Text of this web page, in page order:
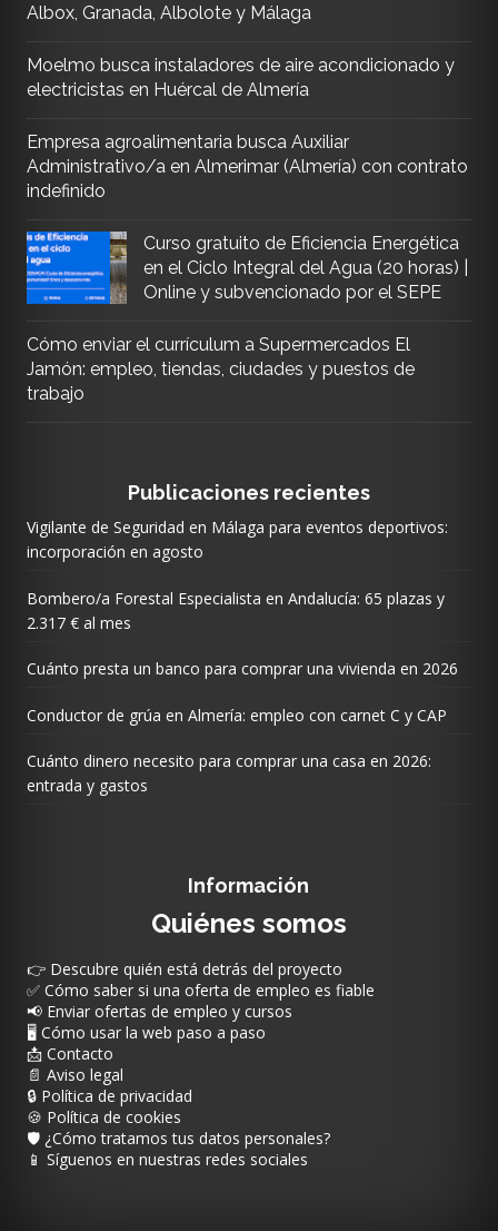
Albox, Granada, Albolote y Málaga
Moelmo busca instaladores de aire acondicionado y
electricistas en Huércal de Almería
Empresa agroalimentaria busca Auxiliar
Administrativo/a en Almerimar (Almería) con contrato
indefinido
Curso gratuito de Eficiencia Energética
en el Ciclo Integral del Agua (20 horas) |
Online y subvencionado por el SEPE
Cómo enviar el currículum a Supermercados El
Jamón: empleo, tiendas, ciudades y puestos de
trabajo
Publicaciones recientes
Vigilante de Seguridad en Málaga para eventos deportivos:
incorporación en agosto
Bombero/a Forestal Especialista en Andalucía: 65 plazas y
2.317 € al mes
Cuánto presta un banco para comprar una vivienda en 2026
Conductor de grúa en Almería: empleo con carnet C y CAP
Cuánto dinero necesito para comprar una casa en 2026:
entrada y gastos
Información
Quiénes somos
👉 Descubre quién está detrás del proyecto
✅ Cómo saber si una oferta de empleo es fiable
📢 Enviar ofertas de empleo y cursos
🖥️ Cómo usar la web paso a paso
📩 Contacto
📄 Aviso legal
🔒 Política de privacidad
🍪 Política de cookies
🛡️ ¿Cómo tratamos tus datos personales?
📱 Síguenos en nuestras redes sociales